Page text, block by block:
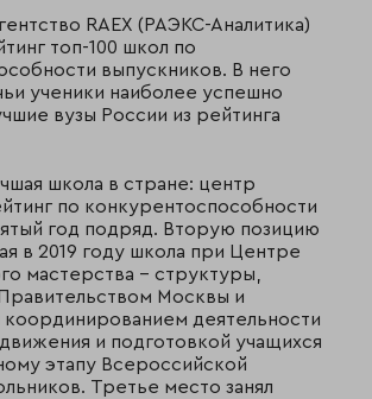
RAEX (РАЭКС-Аналитика)
топ-100 школ по
выпускников. В него
ученики наиболее успешно
вузы России из рейтинга
школа в стране: центр
по конкурентоспособности
год подряд. Вторую позицию
в 2019 году школа при Центре
мастерства – структуры,
Москвы и
деятельности
и подготовкой учащихся
этапу Всероссийской
Третье место занял